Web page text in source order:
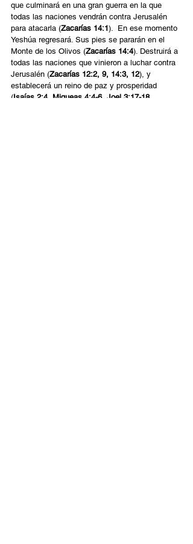
que culminará en una gran guerra en la que
todas las naciones vendrán contra Jerusalén
para atacarla (Zacarías 14:1).  En ese momento
Yeshúa regresará. Sus pies se pararán en el
Monte de los Olivos (Zacarías 14:4). Destruirá a
todas las naciones que vinieron a luchar contra
Jerusalén (Zacarías 12:2, 9, 14:3, 12), y
establecerá un reino de paz y prosperidad
(Isaías 2:4, Miqueas 4:4-6, Joel 3:17-18,